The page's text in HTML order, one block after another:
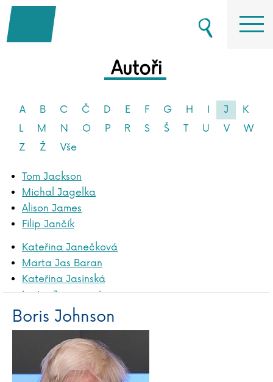
Autoři
A B C Č D E F G H I J
K
L
M N O P R S Š T U V
W
Z
Ž Vše
Tom Jackson
Michal Jagelka
Alison James
Filip Jančík
Kateřina Janečková
Marta Jas Baran
Kateřina Jasinská
Louise Jensenová
Ivana Jirešová
Tomáš Jirman
Boris Johnson
Tim Johnston
Boris Johnson